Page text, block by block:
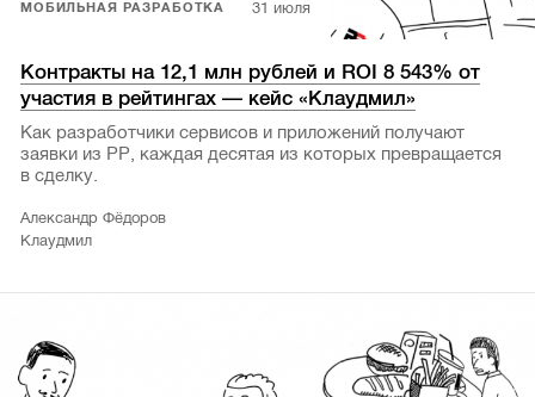
МОБИЛЬНАЯ РАЗРАБОТКА
31 июля
Контракты на 12,1 млн рублей и ROI 8 543% от
участия в рейтингах — кейс «Клаудмил»
Как разработчики сервисов и приложений получают
заявки из РР, каждая десятая из которых превращается
в сделку.
Александр Фёдоров
Клаудмил